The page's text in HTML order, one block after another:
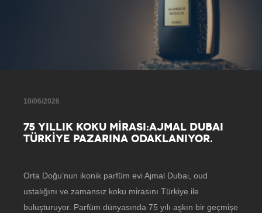
10/06/2026
75 YILLIK KOKU MİRASI:AJMAL DUBAI
TÜRKİYE PAZARINA ODAKLANIYOR.
Orta Doğu’nun ikonik parfüm evi Ajmal Dubai, oud
ustalığını ve zamansız koku mirasını Türkiye ile
buluşturuyor. Parfüm dünyasında 75 yılı aşkın bir geçmişe